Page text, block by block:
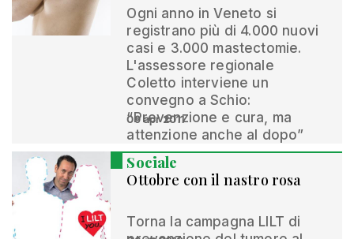
Ogni anno in Veneto si
registrano più di 4.000 nuovi
casi e 3.000 mastectomie.
L'assessore regionale
Coletto interviene un
convegno a Schio:
“Prevenzione e cura, ma
attenzione anche al dopo”
09 apr 2011
Sociale
Ottobre con il nastro rosa
Torna la campagna LILT di